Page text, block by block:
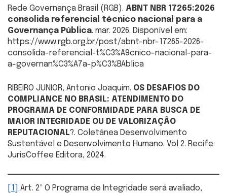
Rede Governança Brasil (RGB). ABNT NBR 17265:2026
consolida referencial técnico nacional para a
Governança Pública. mar. 2026. Disponível em:
https://www.rgb.org.br/post/abnt-nbr-17265-2026-
consolida-referencial-t%C3%A9cnico-nacional-para-
a-governan%C3%A7a-p%C3%BAblica
RIBEIRO JUNIOR, Antonio Joaquim. OS DESAFIOS DO
COMPLIANCE NO BRASIL: ATENDIMENTO DO
PROGRAMA DE CONFORMIDADE PARA BUSCA DE
MAIOR INTEGRIDADE OU DE VALORIZAÇÃO
REPUTACIONAL?. Coletânea Desenvolvimento
Sustentável e Desenvolvimento Humano. Vol 2. Recife:
JurisCoffee Editora, 2024.
[1]
Art. 2º O Programa de Integridade será avaliado,